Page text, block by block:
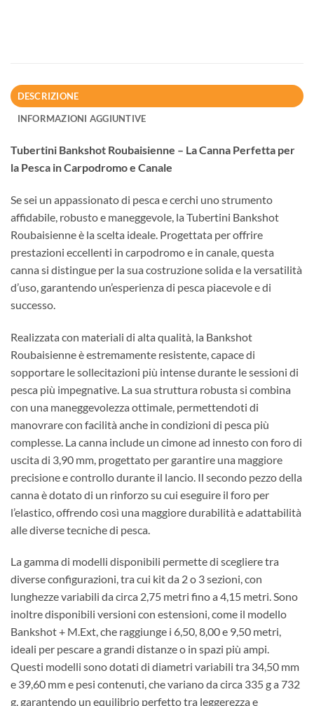
DESCRIZIONE
INFORMAZIONI AGGIUNTIVE
Tubertini Bankshot Roubaisienne – La Canna Perfetta per
la Pesca in Carpodromo e Canale
Se sei un appassionato di pesca e cerchi uno strumento
affidabile, robusto e maneggevole, la Tubertini Bankshot
Roubaisienne è la scelta ideale. Progettata per offrire
prestazioni eccellenti in carpodromo e in canale, questa
canna si distingue per la sua costruzione solida e la versatilità
d’uso, garantendo un’esperienza di pesca piacevole e di
successo.
Realizzata con materiali di alta qualità, la Bankshot
Roubaisienne è estremamente resistente, capace di
sopportare le sollecitazioni più intense durante le sessioni di
pesca più impegnative. La sua struttura robusta si combina
con una maneggevolezza ottimale, permettendoti di
manovrare con facilità anche in condizioni di pesca più
complesse. La canna include un cimone ad innesto con foro di
uscita di 3,90 mm, progettato per garantire una maggiore
precisione e controllo durante il lancio. Il secondo pezzo della
canna è dotato di un rinforzo su cui eseguire il foro per
l’elastico, offrendo così una maggiore durabilità e adattabilità
alle diverse tecniche di pesca.
La gamma di modelli disponibili permette di scegliere tra
diverse configurazioni, tra cui kit da 2 o 3 sezioni, con
lunghezze variabili da circa 2,75 metri fino a 4,15 metri. Sono
inoltre disponibili versioni con estensioni, come il modello
Bankshot + M.Ext, che raggiunge i 6,50, 8,00 e 9,50 metri,
ideali per pescare a grandi distanze o in spazi più ampi.
Questi modelli sono dotati di diametri variabili tra 34,50 mm
e 39,60 mm e pesi contenuti, che variano da circa 335 g a 732
g, garantendo un equilibrio perfetto tra leggerezza e